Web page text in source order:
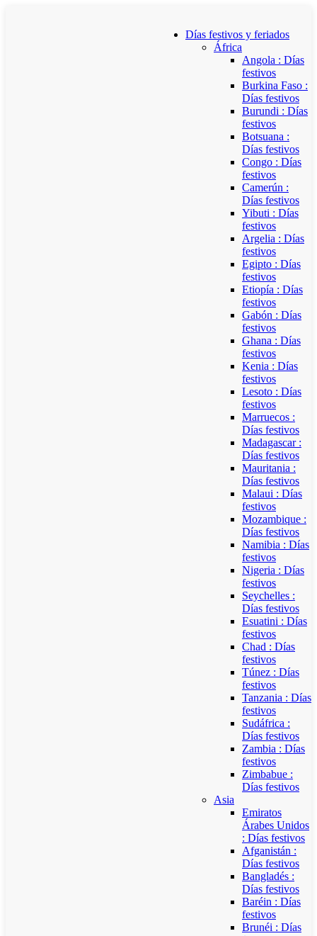
Días festivos y feriados
África
Angola : Días
festivos
Burkina Faso :
Días festivos
Burundi : Días
festivos
Botsuana :
Días festivos
Congo : Días
festivos
Camerún :
Días festivos
Yibuti : Días
festivos
Argelia : Días
festivos
Egipto : Días
festivos
Etiopía : Días
festivos
Gabón : Días
festivos
Ghana : Días
festivos
Kenia : Días
festivos
Lesoto : Días
festivos
Marruecos :
Días festivos
Madagascar :
Días festivos
Mauritania :
Días festivos
Malaui : Días
festivos
Mozambique :
Días festivos
Namibia : Días
festivos
Nigeria : Días
festivos
Seychelles :
Días festivos
Esuatini : Días
festivos
Chad : Días
festivos
Túnez : Días
festivos
Tanzania : Días
festivos
Sudáfrica :
Días festivos
Zambia : Días
festivos
Zimbabue :
Días festivos
Asia
Emiratos
Árabes Unidos
: Días festivos
Afganistán :
Días festivos
Bangladés :
Días festivos
Baréin : Días
festivos
Brunéi : Días